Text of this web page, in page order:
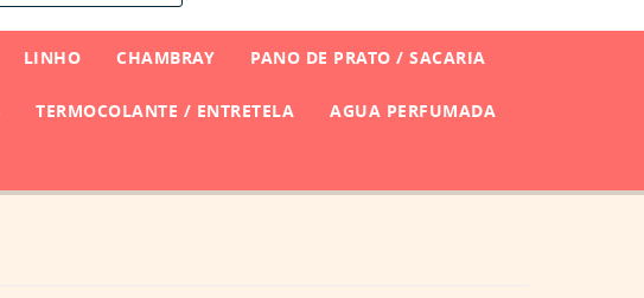
LINHO CHAMBRAY PANO DE PRATO / SACARIA
TERMOCOLANTE / ENTRETELA AGUA PERFUMADA